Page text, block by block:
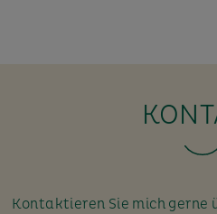
Kontaktieren Sie mich